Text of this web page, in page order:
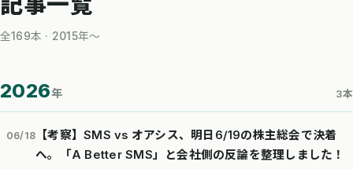
全169本 · 2015年〜
2026年 3本
06/18
【考察】SMS vs オアシス、明日6/19の株主総会で決着
へ。「A Better SMS」と会社側の反論を整理しました！